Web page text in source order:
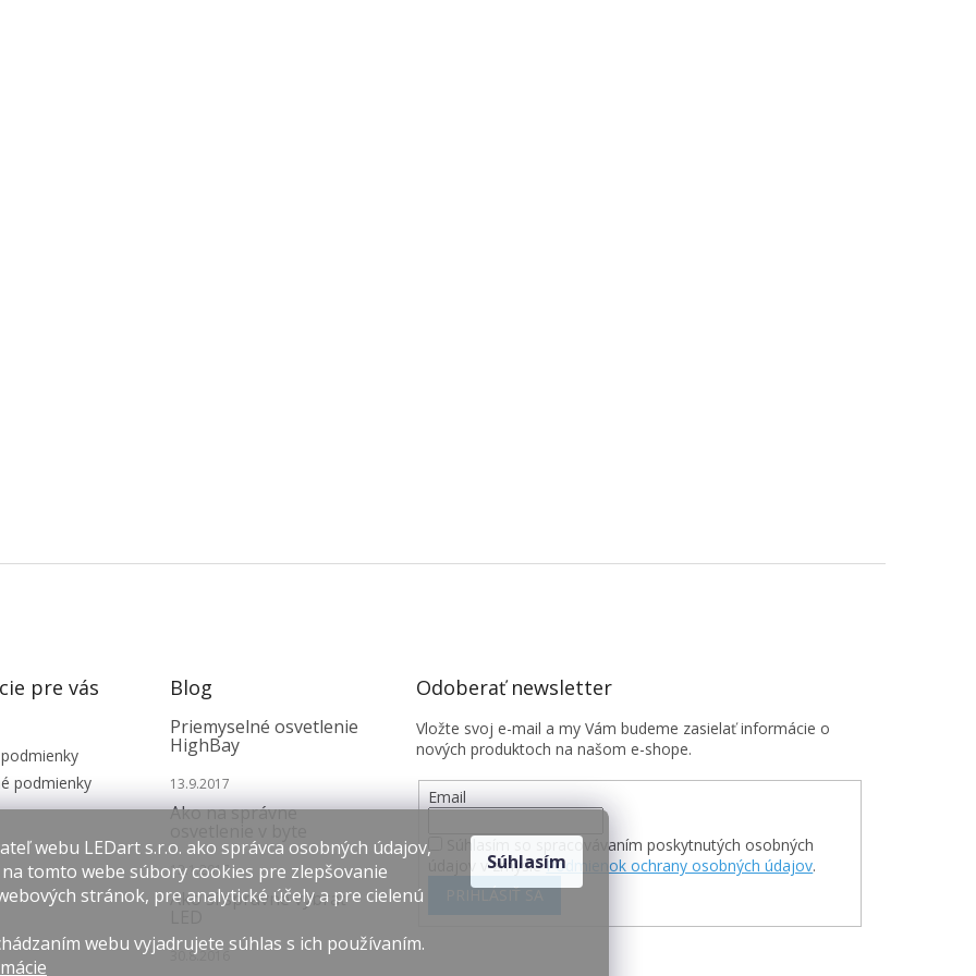
webu LEDart s.r.o. ako správca osobných údajov,
tomto webe súbory cookies pre zlepšovanie
stránok, pre analytické účely a pre cielenú
webu vyjadrujete súhlas s ich používaním.
Súhlasím
pre vás
podmienky
Blog
Priemyselné osvetlenie
HighBay
13.9.2017
Ako na správne
12.1.2017
Ako si správne vybrať
30.8.2016
Odoberať newsletter
Vložte svoj e-mail a my Vám budeme zasielať informácie o
nových produktoch na našom e-shope.
Email
Súhlasím so spracovávaním poskytnutých osobných
údajov v zmyslePodmienok ochrany osobných údajov.
PRIHLÁSIŤ SA